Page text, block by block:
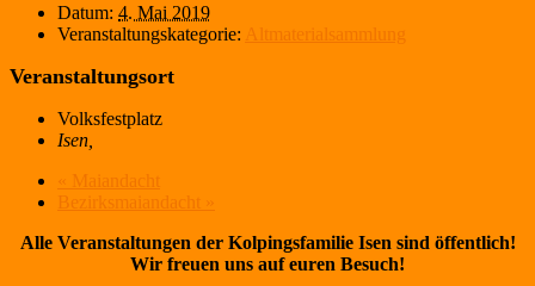
Datum: 4. Mai 2019
Veranstaltungskategorie: Altmaterialsammlung
Veranstaltungsort
Volksfestplatz
Isen
«
Maiandacht
Bezirksmaiandacht
»
Alle Veranstaltungen der Kolpingsfamilie Isen sind öffentlich!
Wir freuen uns auf euren Besuch!